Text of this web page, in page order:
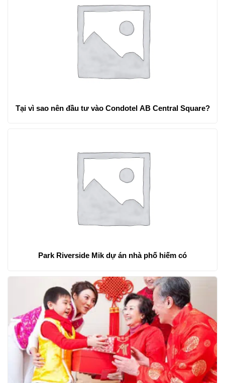
Tại vì sao nên đầu tư vào Condotel AB Central Square?
Park Riverside Mik dự án nhà phố hiếm có